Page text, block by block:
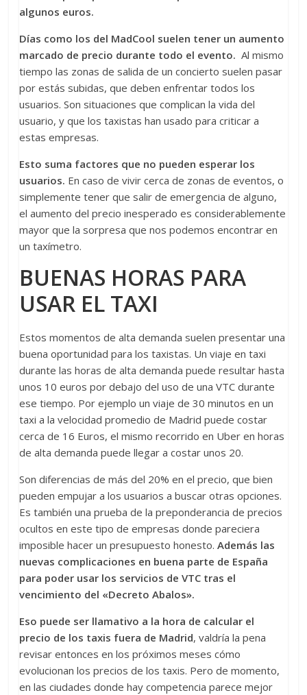
algunos euros.
Días como los del MadCool suelen tener un aumento
marcado de precio durante todo el evento. Al mismo
tiempo las zonas de salida de un concierto suelen pasar
por estás subidas, que deben enfrentar todos los
usuarios. Son situaciones que complican la vida del
usuario, y que los taxistas han usado para criticar a
estas empresas.
Esto suma factores que no pueden esperar los
usuarios. En caso de vivir cerca de zonas de eventos, o
simplemente tener que salir de emergencia de alguno,
el aumento del precio inesperado es considerablemente
mayor que la sorpresa que nos podemos encontrar en
un taxímetro.
BUENAS HORAS PARA
USAR EL TAXI
Estos momentos de alta demanda suelen presentar una
buena oportunidad para los taxistas. Un viaje en taxi
durante las horas de alta demanda puede resultar hasta
unos 10 euros por debajo del uso de una VTC durante
ese tiempo. Por ejemplo un viaje de 30 minutos en un
taxi a la velocidad promedio de Madrid puede costar
cerca de 16 Euros, el mismo recorrido en Uber en horas
de alta demanda puede llegar a costar unos 20.
Son diferencias de más del 20% en el precio, que bien
pueden empujar a los usuarios a buscar otras opciones.
Es también una prueba de la preponderancia de precios
ocultos en este tipo de empresas donde pareciera
imposible hacer un presupuesto honesto.Además las
nuevas complicaciones en buena parte de España
para poder usar los servicios de VTC tras el
vencimiento del «Decreto Abalos».
Eso puede ser llamativo a la hora de calcular el
precio de los taxis fuera de Madrid, valdría la pena
revisar entonces en los próximos meses cómo
evolucionan los precios de los taxis. Pero de momento,
en las ciudades donde hay competencia parece mejor